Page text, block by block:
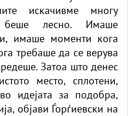
искачивме многу
лесно. Имаше
имаше моменти кога
требаше да се верува
Затоа што денес
место, сплотени,
идејата за подобра,
објави Ѓорѓиевски на